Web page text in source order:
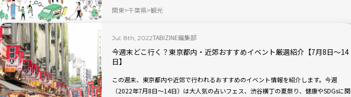
関東 千葉県 観光
Jul. 8th, 2022TABIZINE編集部
今週末どこ行く？東京都内・近郊おすすめイベント厳選紹介【7月8日〜14
日】
この週末、東京都内や近郊で行われるおすすめのイベント情報を紹介します。今週
（2022年7月8日〜14日）は大人気の占いフェス、渋谷横丁の夏祭り、健康やSDGsに関